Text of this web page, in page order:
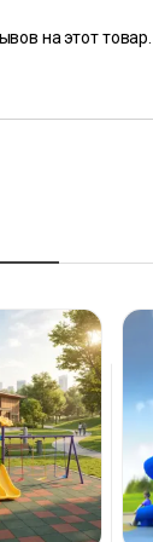
на этот товар.